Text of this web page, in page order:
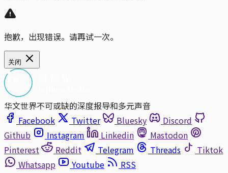
抱歉，出现错误。请再试一次。
关闭
华文世界不可或缺的深度报导和多元声音
Facebook
Twitter Bluesky
Discord
Github
Instagram Linkedin
Mastodon
Pinterest
Reddit Telegram Threads
Tiktok
Whatsapp
Youtube
RSS